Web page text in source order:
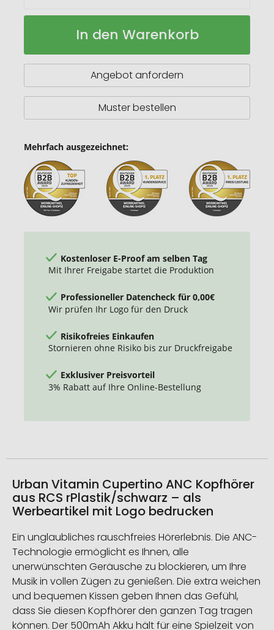
Urban
ANC
RCS
Auf
In den Warenkorb
Angebot anfordern
Muster bestellen
Mehrfach ausgezeichnet:
Kostenloser E-Proof am selben Tag
Mit Ihrer Freigabe startet die Produktion
Professioneller Datencheck für 0,00€
Wir prüfen Ihr Logo für den Druck
Risikofreies Einkaufen
Stornieren ohne Risiko bis zur Druckfreigabe
Exklusiver Preisvorteil
3% Rabatt auf Ihre Online-Bestellung
Urban Vitamin Cupertino ANC Kopfhörer
aus RCS rPlastik/schwarz – als
Werbeartikel mit Logo bedrucken
Ein unglaubliches rauschfreies Hörerlebnis. Die ANC-
Technologie ermöglicht es Ihnen, alle
unerwünschten Geräusche zu blockieren, um Ihre
Musik in vollen Zügen zu genießen. Die extra weichen
und bequemen Kissen geben Ihnen das Gefühl,
dass Sie diesen Kopfhörer den ganzen Tag tragen
können. Der 500mAh Akku hält für eine Spielzeit von